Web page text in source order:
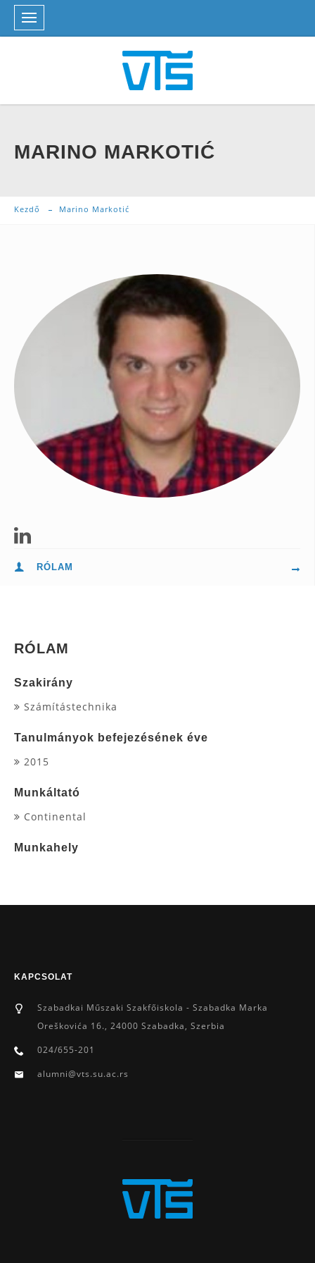
MARINO MARKOTIĆ
Kezdő Marino Markotić
RÓLAM
RÓLAM
Szakirány
Számítástechnika
Tanulmányok befejezésének éve
2015
Munkáltató
Continental
Munkahely
KAPCSOLAT
Szabadkai Műszaki Szakfőiskola - Szabadka Marka
Oreškovića 16., 24000 Szabadka, Szerbia
024/655-201
alumni@vts.su.ac.rs